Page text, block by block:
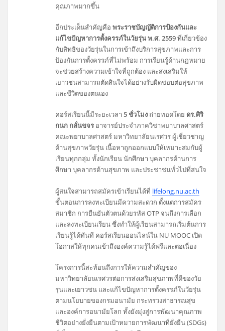
คุณภาพมากขึ้น
อีกประเด็นสำคัญคือพระราชบัญญัติการป้องกันและ
แก้ไขปัญหาการตั้งครรภ์ในวัยรุ่น พ.ศ. 2559ที่เกี่ยวข้อง
กับสิทธิของวัยรุ่นในการเข้าถึงบริการสุขภาพและการ
ป้องกันการตั้งครรภ์ที่ไม่พร้อม การเรียนรู้ด้านกฎหมาย
จะช่วยสร้างความเข้าใจที่ถูกต้อง และส่งเสริมให้
เยาวชนสามารถตัดสินใจได้อย่างรับผิดชอบต่อสุขภาพ
และชีวิตของตนเอง
คอร์สเรียนนี้มีระยะเวลา5 ชั่วโมง ถ่ายทอดโดย ดร.ศิริ
กนก กลั่นขจร อาจารย์ประจำภาควิชาพยาบาลศาสตร์
คณะพยาบาลศาสตร์ มหาวิทยาลัยนเรศวร ผู้เชี่ยวชาญ
ด้านสุขภาพวัยรุ่น เนื้อหาถูกออกแบบให้เหมาะสมกับผู้
เรียนทุกกลุ่ม ทั้งนักเรียน นักศึกษา บุคลากรด้านการ
ศึกษา บุคลากรด้านสุขภาพ และประชาชนทั่วไปที่สนใจ
ผู้สนใจสามารถสมัครเข้าเรียนได้ที่ lifelong.nu.ac.th
ขั้นตอนการลงทะเบียนมีความสะดวก ตั้งแต่การสมัคร
สมาชิก การยืนยันตัวตนด้วยรหัส OTP จนถึงการเลือก
และลงทะเบียนเรียน ซึ่งทำให้ผู้เรียนสามารถเริ่มต้นการ
เรียนรู้ได้ทันที คอร์สเรียนออนไลน์ใน NU MOOC เปิด
โอกาสให้ทุกคนเข้าถึงองค์ความรู้ได้ฟรีและต่อเนื่อง
โครงการนี้สะท้อนถึงการให้ความสำคัญของ
มหาวิทยาลัยนเรศวรต่อการส่งเสริมสุขภาพที่ดีของวัย
รุ่นและเยาวชน และแก้ไขปัญหาการตั้งครรภ์ในวัยรุ่น
ตามนโยบายของกรมอนามัย กระทรวงสาธารณสุข
และองค์การอนามัยโลก ทั้งยังมุ่งสู่การพัฒนาคุณภาพ
ชีวิตอย่างยั่งยืนตามเป้าหมายการพัฒนาที่ยั่งยืน (SDGs)